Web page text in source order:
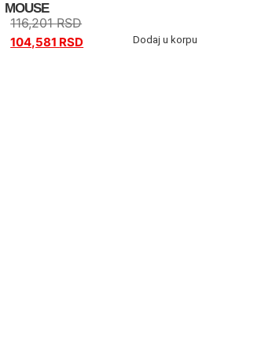
MOUSE
116,201RSD
104,581 RSD Dodaj u korpu